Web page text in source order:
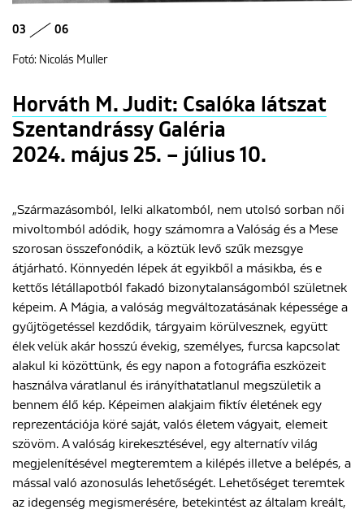
03 06
Fotó: Nicolás Muller
Horváth M. Judit: Csalóka látszat
Szentandrássy Galéria
2024. május 25. – július 10.
„Származásomból, lelki alkatomból, nem utolsó sorban női
mivoltomból adódik, hogy számomra a Valóság és a Mese
szorosan összefonódik, a köztük levő szűk mezsgye
átjárható. Könnyedén lépek át egyikből a másikba, és e
kettős létállapotból fakadó bizonytalanságomból születnek
képeim. A Mágia, a valóság megváltozatásának képessége a
gyűjtögetéssel kezdődik, tárgyaim körülvesznek, együtt
élek velük akár hosszú évekig, személyes, furcsa kapcsolat
alakul ki közöttünk, és egy napon a fotográfia eszközeit
használva váratlanul és irányíthatatlanul megszületik a
bennem élő kép. Képeimen alakjaim fiktív életének egy
reprezentációja köré saját, valós életem vágyait, elemeit
szövöm. A valóság kirekesztésével, egy alternatív világ
megjelenítésével megteremtem a kilépés illetve a belépés, a
mással való azonosulás lehetőségét. Lehetőséget teremtek
az idegenség megismerésére, betekintést az általam kreált,